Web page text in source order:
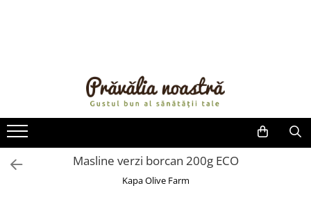
ULEIURI ȘI UNTURI
MĂSLINE
NUCI ȘI SEMINȚE
FRUCTE DESHIDRATATE
ÎNDULCITORI NATURALI / MIERE
Masline verzi borcan 200g ECO
Kapa Olive Farm